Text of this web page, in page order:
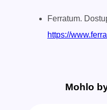
Ferratum.
https://
Mohlo